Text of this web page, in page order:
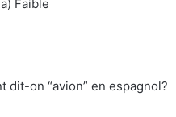
Faible
dit-on “avion” en espagnol?